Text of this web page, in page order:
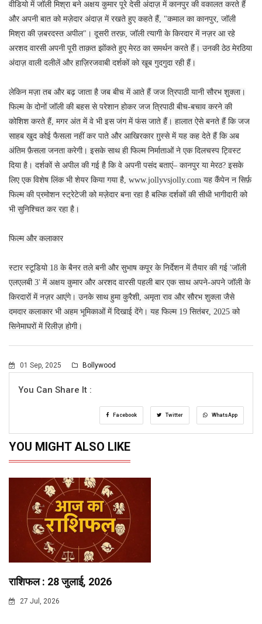
वीडियो में जॉली मिश्रा बने अक्षय कुमार पूरे देसी अंदाज़ में कानपुर की वकालत करते हैं
और अपनी बात को मज़ेदार अंदाज़ में रखते हुए कहते हैं, "कमाल का कानपुर, जॉली
मिश्रा की ज़बरदस्त अपील"। दूसरी तरफ़, जॉली त्यागी के किरदार में नज़र आ रहे
अरशद वारसी अपनी पूरी ताक़त झोंकते हुए मेरठ का समर्थन करते हैं। उनकी ठेठ मेरठिया
अंदाज़ वाली दलीलें और हाज़िरजवाबी दर्शकों को खूब गुदगुदा रही हैं।
लेकिन मज़ा तब और बढ़ जाता है जब बीच में आते हैं जज त्रिपाठी यानी सौरभ शुक्ला।
फिल्म के दोनों जॉली की बहस से परेशान होकर जज त्रिपाठी बीच-बचाव करने की
कोशिश करते हैं, मगर अंत में वे भी इस जंग में फंस जाते हैं। हालात ऐसे बनते हैं कि जज
साहब खुद कोई फैसला नहीं कर पाते और आखिरकार ग़ुस्से में यह कह देते हैं कि अब
अंतिम फ़ैसला जनता करेगी। इसके साथ ही फिल्म निर्माताओं ने एक दिलचस्प ट्विस्ट
दिया है। दर्शकों से अपील की गई है कि वे अपनी पसंद बताएं– कानपुर या मेरठ? इसके
लिए एक विशेष लिंक भी शेयर किया गया है, www.jollyvsjolly.com यह कैंपेन न सिर्फ़
फिल्म की प्रमोशन स्ट्रेटेजी को मज़ेदार बना रहा है बल्कि दर्शकों की सीधी भागीदारी को
भी सुनिश्चित कर रहा है।
फिल्म और कलाकार
स्टार स्टूडियो 18 के बैनर तले बनी और सुभाष कपूर के निर्देशन में तैयार की गई 'जॉली
एलएलबी 3' में अक्षय कुमार और अरशद वारसी पहली बार एक साथ अपने-अपने जॉली के
किरदारों में नज़र आएंगे। उनके साथ हुमा कुरैशी, अमृता राव और सौरभ शुक्ला जैसे
दमदार कलाकार भी अहम भूमिकाओं में दिखाई देंगे। यह फिल्म 19 सितंबर, 2025 को
सिनेमाघरों में रिलीज़ होगी।
01 Sep, 2025 Bollywood
You Can Share It :
Facebook Twitter WhatsApp
YOU MIGHT ALSO LIKE
राशिफल : 28 जुलाई, 2026
27 Jul, 2026